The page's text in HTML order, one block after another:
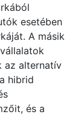
esetében
A másik
az alternatív
hibrid
és a